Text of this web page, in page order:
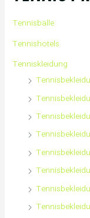
n
Tennisbälle
Tennishotels
Tenniskleidung